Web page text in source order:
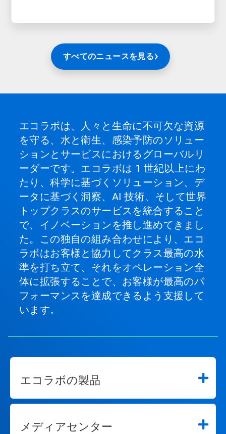
すべてのニュースを見る
エコラボは、人々と生命に不可欠な資源
を守る、水と衛生、感染予防のソリュー
ションとサービスにおけるグローバルリ
ーダーです。エコラボは 1 世紀以上にわ
たり、科学に基づくソリューション、デ
ータに基づく洞察、AI 技術、そして世界
トップクラスのサービスを統合すること
で、イノベーションを推し進めてきまし
た。この独自の組み合わせにより、エコ
ラボはお客様と協力してクラス最高の水
準を打ち立て、それをオペレーション全
体に拡張することで、お客様が最高のパ
フォーマンスを達成できるよう支援して
います。
エコラボの製品
メディアセンター